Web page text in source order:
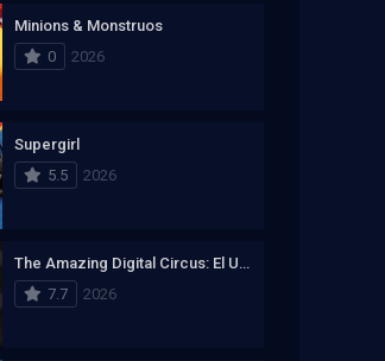
Minions & Monstruos
0
2026
Supergirl
5.5
2026
The Amazing Digital Circus: El Ultimo Acto
7.7
2026